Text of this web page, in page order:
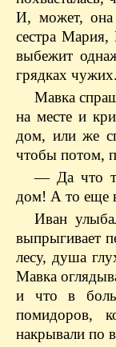
И, может, она
сестра Мария,
выбежит
грядках чужих.
Мавка
на месте и
дом, или же
чтобы потом,
— Да что
дом! А то еще
Иван
выпрыгивает
лесу, душа
Мавка
и что в
помидоров,
накрывали по